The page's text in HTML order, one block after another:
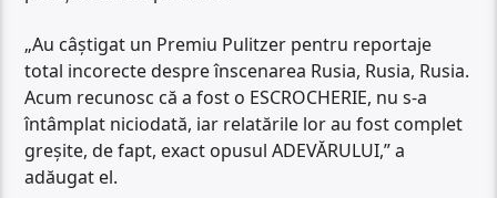
„Au câștigat un Premiu Pulitzer pentru reportaje
total incorecte despre înscenarea Rusia, Rusia, Rusia.
Acum recunosc că a fost o ESCROCHERIE, nu s-a
întâmplat niciodată, iar relatările lor au fost complet
greșite, de fapt, exact opusul ADEVĂRULUI,” a
adăugat el.